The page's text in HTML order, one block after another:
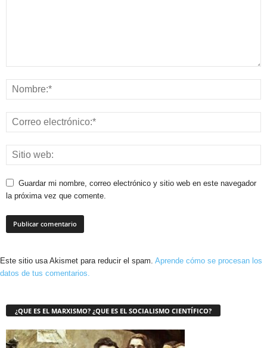
Guardar mi nombre, correo electrónico y sitio web en este navegador
la próxima vez que comente.
Este sitio usa Akismet para reducir el spam. Aprende cómo se procesan los
datos de tus comentarios.
¿QUE ES EL MARXISMO? ¿QUE ES EL SOCIALISMO CIENTÍFICO?